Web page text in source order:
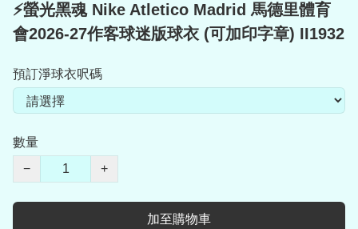
⚡螢光黑魂 Nike Atletico Madrid 馬德里體育
會2026-27作客球迷版球衣 (可加印字章) II1932
預訂淨球衣呎碼
數量
−
+
加至購物車